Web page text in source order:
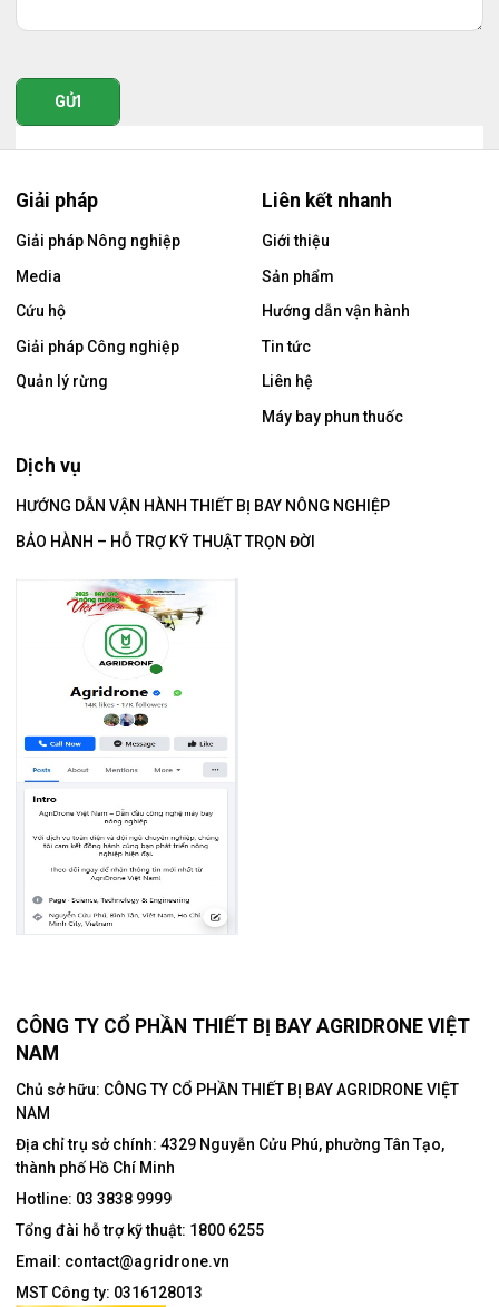
GỬI
Giải pháp
Giải pháp Nông nghiệp
Media
Cứu hộ
Giải pháp Công nghiệp
Quản lý rừng
Dịch vụ
HƯỚNG DẪN VẬN HÀNH THIẾT BỊ BAY NÔNG NGHIỆP
BẢO HÀNH – HỖ TRỢ KỸ THUẬT TRỌN ĐỜI
Liên kết nhanh
Giới thiệu
Sản phẩm
Hướng dẫn vận hành
Tin tức
Liên hệ
Máy bay phun thuốc
CÔNG TY CỔ PHẦN THIẾT BỊ BAY AGRIDRONE VIỆT
NAM
Chủ sở hữu: CÔNG TY CỔ PHẦN THIẾT BỊ BAY AGRIDRONE VIỆT
NAM
Địa chỉ trụ sở chính: 4329 Nguyễn Cửu Phú, phường Tân Tạo,
thành phố Hồ Chí Minh
Hotline: 03 3838 9999
Tổng đài hỗ trợ kỹ thuật: 1800 6255
Email: contact@agridrone.vn
MST Công ty: 0316128013